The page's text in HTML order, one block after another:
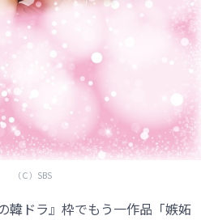
（Ｃ）SBS
韓ドラ』枠でもう一作品「嫉妬